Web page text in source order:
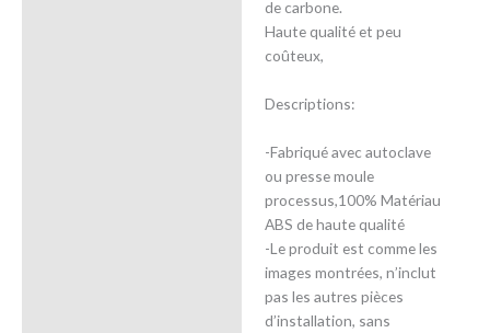
de carbone.
Haute qualité et peu
coûteux,
Descriptions:
-Fabriqué avec autoclave
ou presse moule
processus,100% Matériau
ABS de haute qualité
-Le produit est comme les
images montrées, n’inclut
pas les autres pièces
d’installation, sans